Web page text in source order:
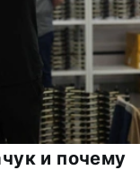
и почему